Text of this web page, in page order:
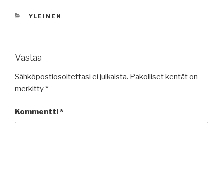
KATEGORIAT
YLEINEN
Vastaa
Sähköpostiosoitettasi ei julkaista. Pakolliset kentät on
merkitty *
Kommentti*